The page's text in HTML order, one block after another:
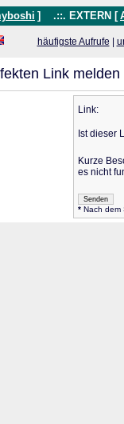
] .::. EXTERN [
häufigste Aufrufe
Link melden
Link:
Ist dieser
Kurze
es nicht
*Nach dem